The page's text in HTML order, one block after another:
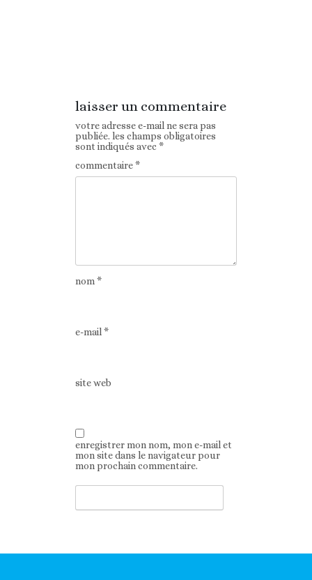
laisser un commentaire
votre adresse e-mail ne sera pas
publiée. les champs obligatoires
sont indiqués avec*
commentaire*
nom*
e-mail*
site web
enregistrer mon nom, mon e-mail et
mon site dans le navigateur pour
mon prochain commentaire.